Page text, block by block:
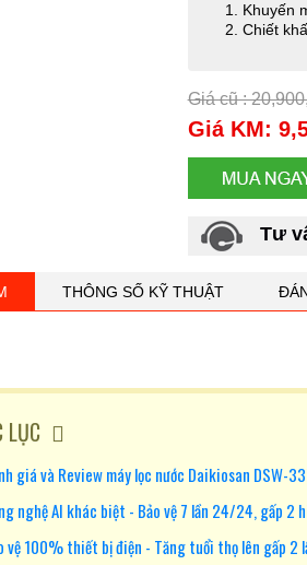
Khuyến
Chiết
Giá cũ :
Giá KM:
Tư
THÔNG SỐ KỸ THUẬT
LỤC
giá và Review máy lọc nước Daikiosan DSW-
nghệ AI khác biệt - Bảo vệ 7 lần 24/24, gấp 2
vệ 100% thiết bị điện - Tăng tuổi thọ lên gấp 2